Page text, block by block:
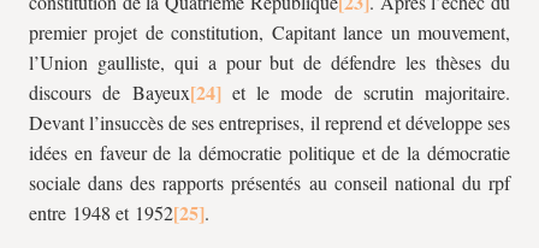
premier projet de constitution, Capitant lance un mouvement,
l’Union gaulliste, qui a pour but de défendre les thèses du
discours de Bayeux
et le mode de scrutin majoritaire.
Devant l’insuccès de ses entreprises, il reprend et développe ses
idées en faveur de la démocratie politique et de la démocratie
sociale dans des rapports présentés au conseil national du rpf
entre 1948 et 1952
.